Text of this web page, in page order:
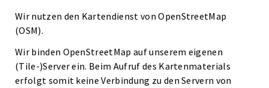
Wir nutzen den Kartendienst von OpenStreetMap
(OSM).
Wir binden OpenStreetMap auf unserem eigenen
(Tile-)Server ein. Beim Aufruf des Kartenmaterials
erfolgt somit keine Verbindung zu den Servern von